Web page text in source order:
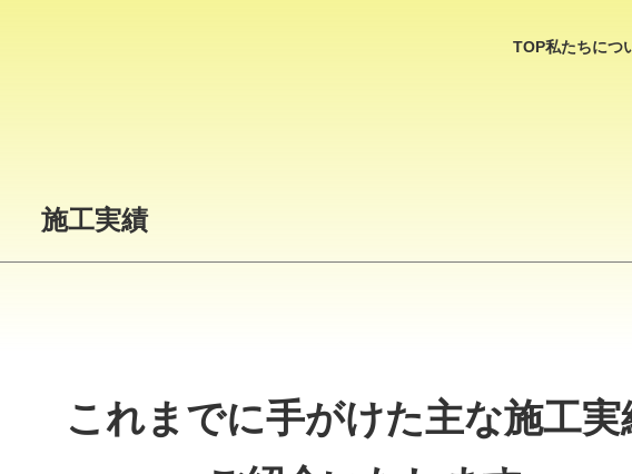
TOP私たちにつ
施工実績
これまでに手がけた主な施工実